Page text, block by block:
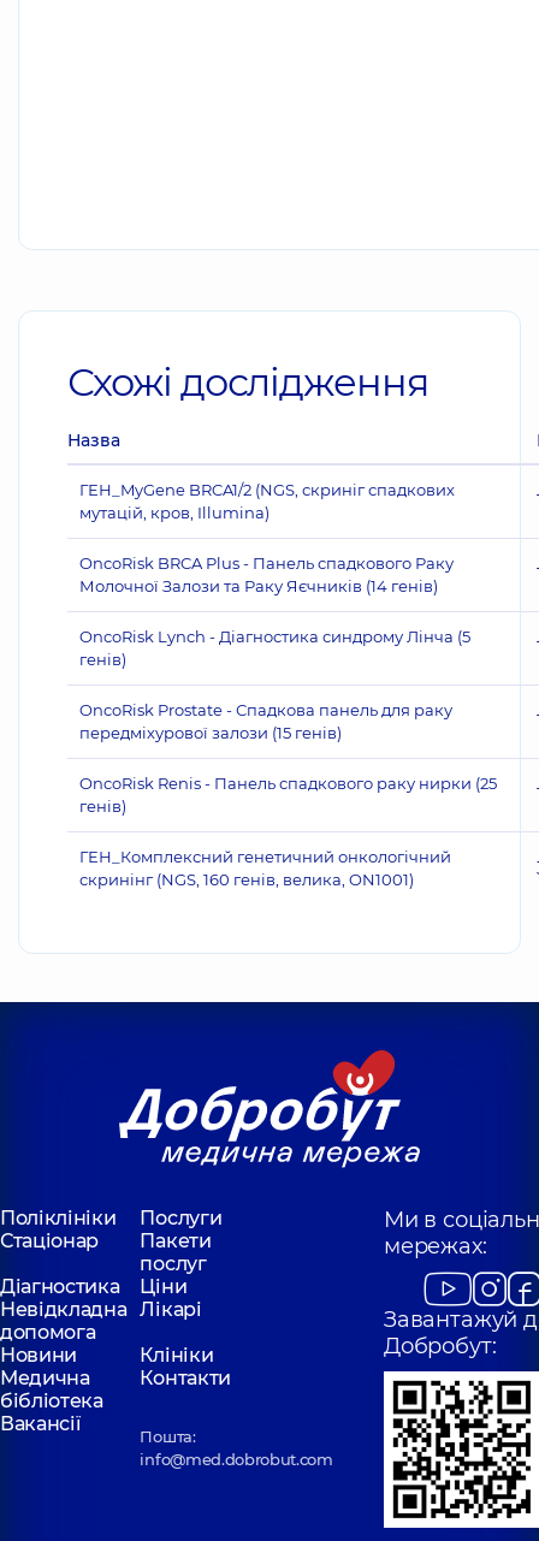
Схожі дослідження
Назва
ГЕН_MyGene BRCA1/2 (NGS, скриніг спадкових
мутацій, кров, Illumina)
OncoRisk BRCA Plus - Панель спадкового Раку
Молочної Залози та Раку Яєчників (14 генів)
OncoRisk Lynch - Діагностика синдрому Лінча (5
генів)
OncoRisk Prostate - Спадкова панель для раку
передміхурової залози (15 генів)
OncoRisk Renis - Панель спадкового раку нирки (25
генів)
ГЕН_Комплексний генетичний онкологічний
скринінг (NGS, 160 генів, велика, ON1001)
Поліклініки
Послуги
Стаціонар
Пакети
послуг
Діагностика
Ціни
Невідкладна
допомога
Лікарі
Новини
Клініки
Медична
бібліотека
Контакти
Вакансії
Пошта:
info@med.dobrobut.com
Ми в
мережах:
Завантажуй
Добробут: